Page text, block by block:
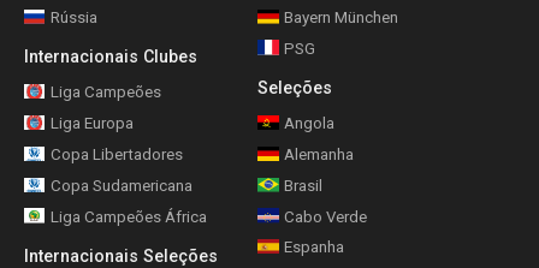
Rússia
Internacionais Clubes
Liga Campeões
Liga Europa
Copa Libertadores
Copa Sudamericana
Liga Campeões África
Internacionais Seleções
Bayern München
PSG
Seleções
Angola
Alemanha
Brasil
Cabo Verde
Espanha